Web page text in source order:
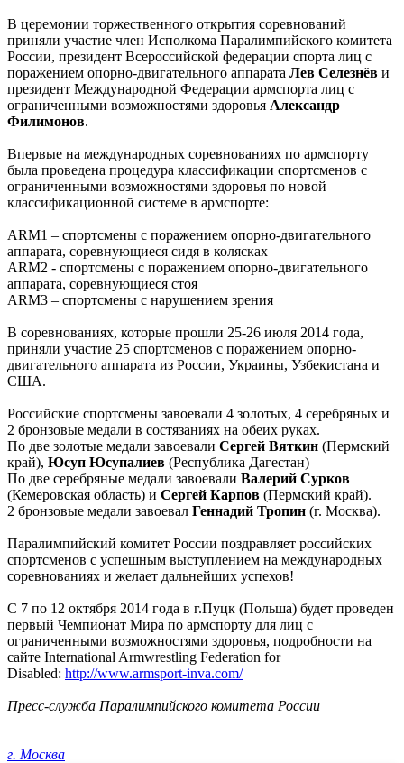
В церемонии торжественного открытия соревнований
приняли участие член Исполкома Паралимпийского комитета
России, президент Всероссийской федерации спорта лиц с
поражением опорно-двигательного аппарата Лев Селезнёв и
президент Международной Федерации армспорта лиц с
ограниченными возможностями здоровья Александр
Филимонов.
Впервые на международных соревнованиях по армспорту
была проведена процедура классификации спортсменов с
ограниченными возможностями здоровья по новой
классификационной системе в армспорте:
ARM1 – спортсмены с поражением опорно-двигательного
аппарата, соревнующиеся сидя в колясках
ARM2 - спортсмены с поражением опорно-двигательного
аппарата, соревнующиеся стоя
ARM3 – спортсмены с нарушением зрения
В соревнованиях, которые прошли 25-26 июля 2014 года,
приняли участие 25 спортсменов с поражением опорно-
двигательного аппарата из России, Украины, Узбекистана и
США.
Российские спортсмены завоевали 4 золотых, 4 серебряных и
2 бронзовые медали в состязаниях на обеих руках.
По две золотые медали завоевали Сергей Вяткин (Пермский
край), Юсуп Юсупалиев (Республика Дагестан)
По две серебряные медали завоевали Валерий Сурков
(Кемеровская область) и Сергей Карпов (Пермский край).
2 бронзовые медали завоевал Геннадий Тропин (г. Москва).
Паралимпийский комитет России поздравляет российских
спортсменов с успешным выступлением на международных
соревнованиях и желает дальнейших успехов!
С 7 по 12 октября 2014 года в г.Пуцк (Польша) будет проведен
первый Чемпионат Мира по армспорту для лиц с
ограниченными возможностями здоровья, подробности на
сайте International Armwrestling Federation for
Disabled: http://www.armsport-inva.com/
Пресс-служба Паралимпийского комитета России
г. Москва